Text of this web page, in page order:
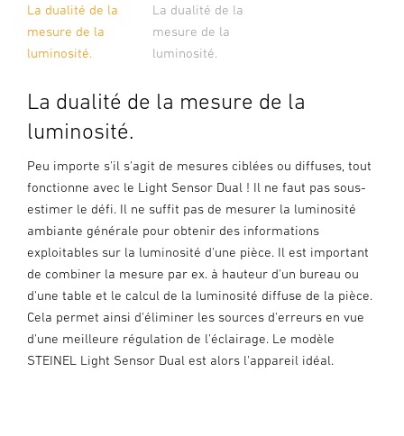
La dualité de la
mesure de la
luminosité.
La dualité de la
mesure de la
luminosité.
La dualité de la mesure de la
luminosité.
Peu importe s'il s'agit de mesures ciblées ou diffuses, tout
fonctionne avec le Light Sensor Dual ! Il ne faut pas sous-
estimer le défi. Il ne suffit pas de mesurer la luminosité
ambiante générale pour obtenir des informations
exploitables sur la luminosité d'une pièce. Il est important
de combiner la mesure par ex. à hauteur d'un bureau ou
d'une table et le calcul de la luminosité diffuse de la pièce.
Cela permet ainsi d'éliminer les sources d'erreurs en vue
d'une meilleure régulation de l'éclairage. Le modèle
STEINEL Light Sensor Dual est alors l'appareil idéal.